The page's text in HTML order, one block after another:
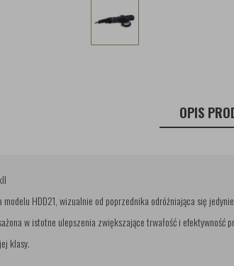
OPIS
modelu HDD21, wizualnie od poprzednika odróżniająca się
w istotne ulepszenia zwiększające trwałość i
klasy.